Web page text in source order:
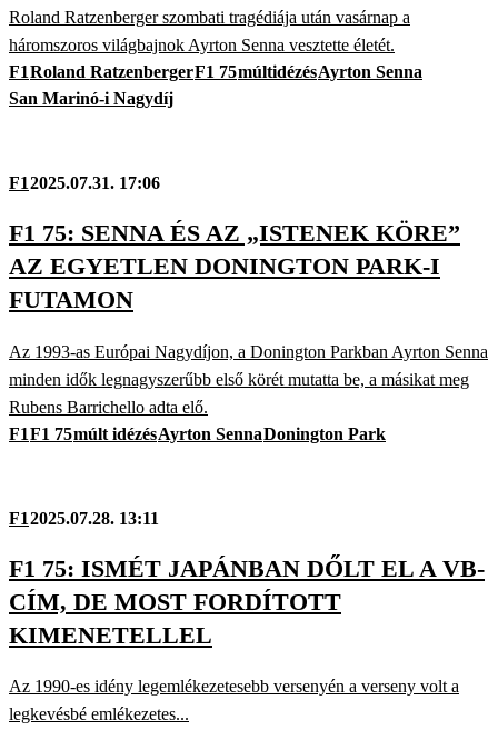
Roland Ratzenberger szombati tragédiája után vasárnap a
háromszoros világbajnok Ayrton Senna vesztette életét.
F1Roland RatzenbergerF1 75múltidézésAyrton Senna
San Marinó-i Nagydíj
F12025.07.31. 17:06
F1 75: SENNA ÉS AZ „ISTENEK KÖRE”
AZ EGYETLEN DONINGTON PARK-I
FUTAMON
Az 1993-as Európai Nagydíjon, a Donington Parkban Ayrton Senna
minden idők legnagyszerűbb első körét mutatta be, a másikat meg
Rubens Barrichello adta elő.
F1F1 75múlt idézésAyrton SennaDonington Park
F12025.07.28. 13:11
F1 75: ISMÉT JAPÁNBAN DŐLT EL A VB-
CÍM, DE MOST FORDÍTOTT
KIMENETELLEL
Az 1990-es idény legemlékezetesebb versenyén a verseny volt a
legkevésbé emlékezetes...